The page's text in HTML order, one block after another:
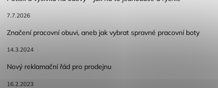
7.7.2026
Značení pracovní obuvi, aneb jak vybrat spravné pracovní boty
14.3.2024
Nový reklamační řád pro prodejnu
16.2.2023